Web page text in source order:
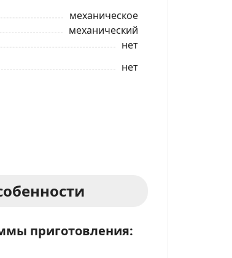
механическое
механический
нет
нет
приготовления: